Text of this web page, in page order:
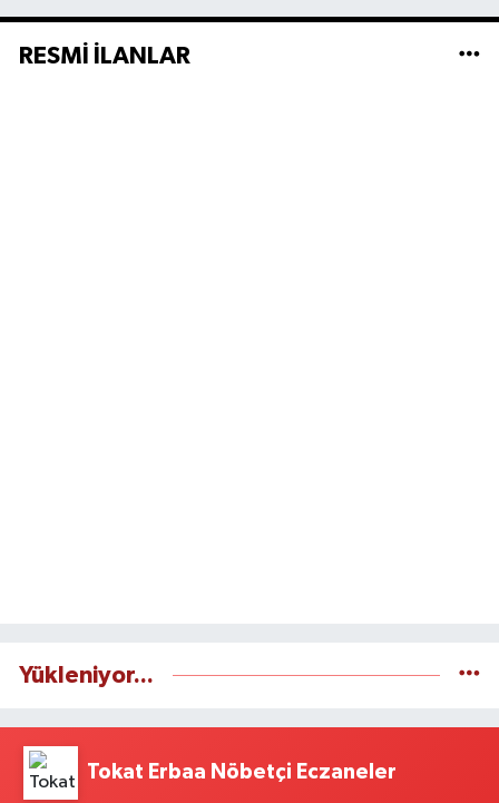
RESMİ İLANLAR
Yükleniyor...
Tokat Erbaa Nöbetçi Eczaneler